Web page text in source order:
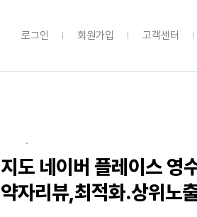
로그인 회원가입 고객센터
·
지도 네이버 플레이스 영
약자리뷰,최적화.상위노